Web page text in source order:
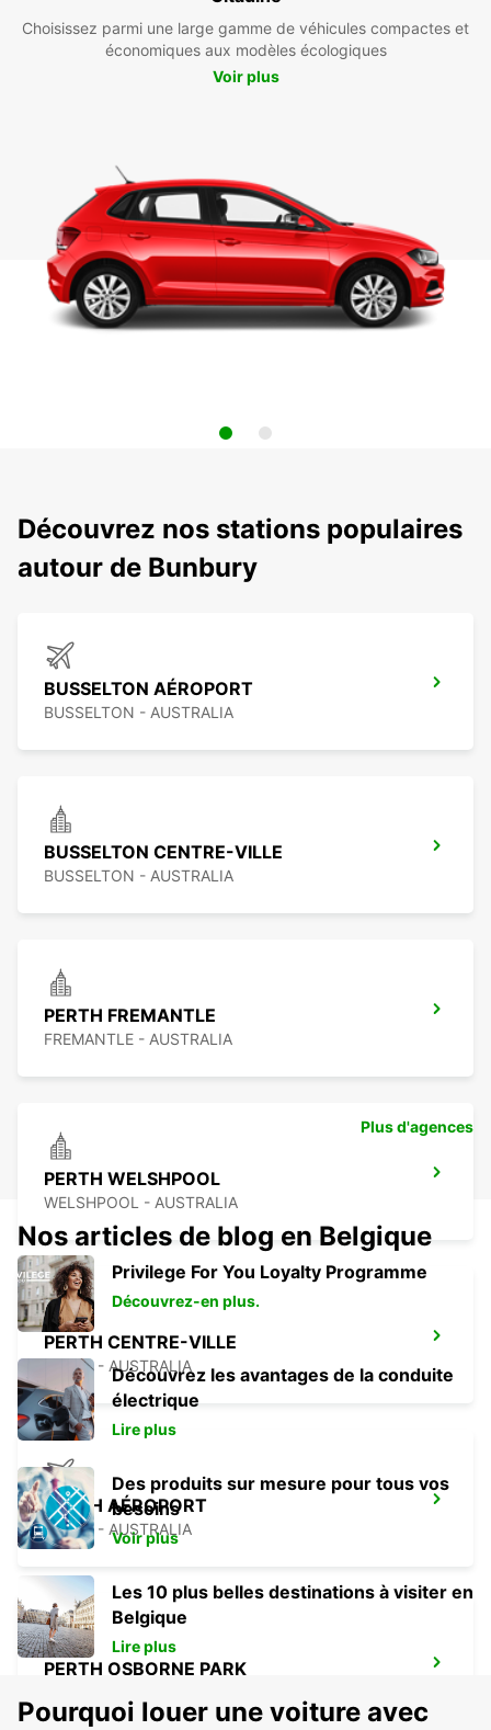
Choisissez parmi une large gamme de véhicules compactes et
économiques aux modèles écologiques
Voir plus
Découvrez nos stations populaires
autour de Bunbury
BUSSELTON AÉROPORT
BUSSELTON - AUSTRALIA
BUSSELTON CENTRE-VILLE
BUSSELTON - AUSTRALIA
PERTH FREMANTLE
FREMANTLE - AUSTRALIA
PERTH WELSHPOOL
WELSHPOOL - AUSTRALIA
PERTH CENTRE-VILLE
PERTH - AUSTRALIA
PERTH AÉROPORT
PERTH - AUSTRALIA
PERTH OSBORNE PARK
Plus d'agences
Nos articles de blog en Belgique
Privilege For You Loyalty Programme
Découvrez-en plus.
Découvrez les avantages de la conduite
électrique
Lire plus
Des produits sur mesure pour tous vos
besoins
Voir plus
Les 10 plus belles destinations à visiter en
Belgique
Lire plus
Pourquoi louer une voiture avec